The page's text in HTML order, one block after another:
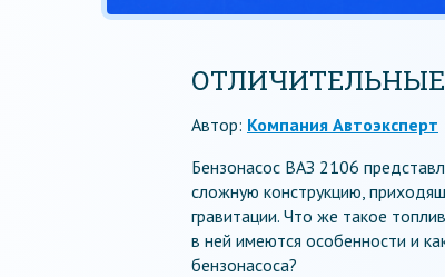
ОТЛИЧИТЕЛЬНЫЕ
Автор: Компания Автоэксперт
Бензонасос ВАЗ 2106
сложную конструкцию,
гравитации. Что же такое
в ней имеются особенности и
бензонасоса?